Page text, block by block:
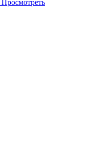
Просмотреть